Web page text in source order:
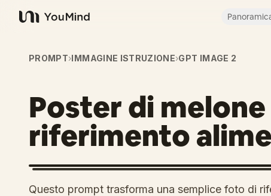
YouMind
PROMPT›IMMAGINE ISTRUZIONE›GPT IMAGE 2
Poster di
riferimento
Questo prompt trasforma una semplice foto di